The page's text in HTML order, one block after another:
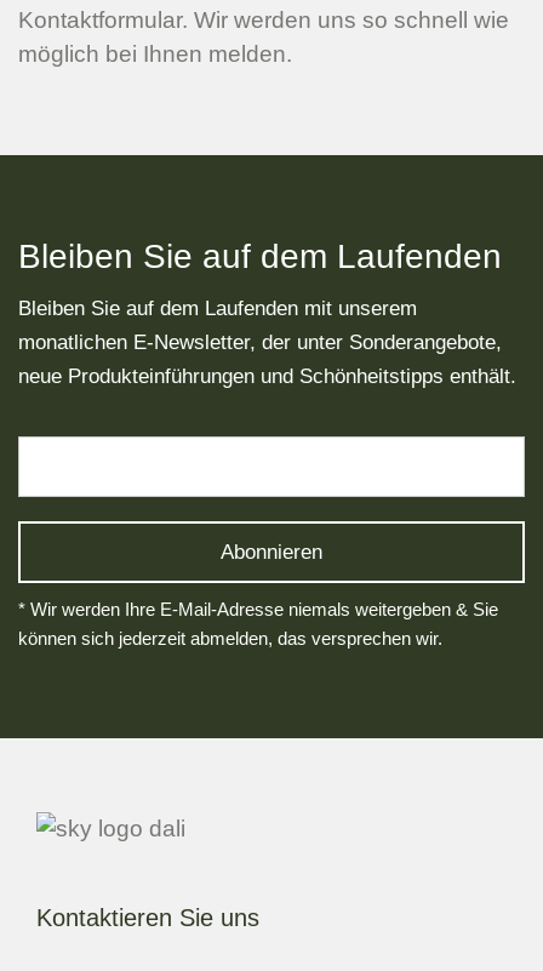
Kontaktformular. Wir werden uns so schnell wie
möglich bei Ihnen melden.
Bleiben Sie auf dem Laufenden
Bleiben Sie auf dem Laufenden mit unserem
monatlichen E-Newsletter, der unter Sonderangebote,
neue Produkteinführungen und Schönheitstipps enthält.
* Wir werden Ihre E-Mail-Adresse niemals weitergeben & Sie
können sich jederzeit abmelden, das versprechen wir.
Kontaktieren Sie uns